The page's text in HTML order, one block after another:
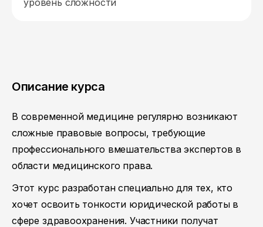
уровень сложности
Описание курса
В современной медицине регулярно возникают
сложные правовые вопросы, требующие
профессионального вмешательства экспертов в
области медицинского права.
Этот курс разработан специально для тех, кто
хочет освоить тонкости юридической работы в
сфере здравоохранения. Участники получат